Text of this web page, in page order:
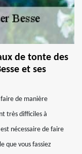
de tonte des
et ses
de manière
très difficiles à
nécessaire de faire
que vous fassiez